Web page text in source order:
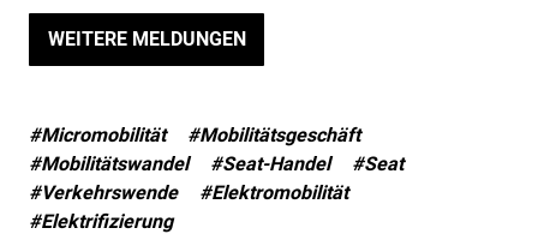
WEITERE MELDUNGEN
#Micromobilität
#Mobilitätsgeschäft
#Mobilitätswandel
#Seat-Handel
#Seat
#Verkehrswende
#Elektromobilität
#Elektrifizierung